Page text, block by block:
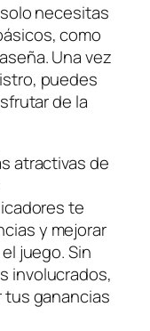
necesitas
como
Una vez
puedes
de la
atractivas de
te
y mejorar
juego. Sin
involucrados,
tus ganancias